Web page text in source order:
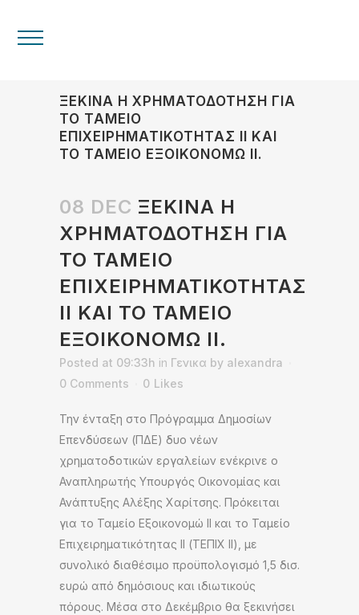
ΞΕΚΙΝΑ Η ΧΡΗΜΑΤΟΔΟΤΗΣΗ ΓΙΑ
ΤΟ ΤΑΜΕΙΟ
ΕΠΙΧΕΙΡΗΜΑΤΙΚΟΤΗΤΑΣ ΙΙ ΚΑΙ
ΤΟ ΤΑΜΕΙΟ ΕΞΟΙΚΟΝΟΜΩ ΙΙ.
08 DEC ΞΕΚΙΝΑ Η
ΧΡΗΜΑΤΟΔΟΤΗΣΗ ΓΙΑ
ΤΟ ΤΑΜΕΙΟ
ΕΠΙΧΕΙΡΗΜΑΤΙΚΟΤΗΤΑΣ
ΙΙ ΚΑΙ ΤΟ ΤΑΜΕΙΟ
ΕΞΟΙΚΟΝΟΜΩ ΙΙ.
Posted at 09:33h in Γενικα by alexandra
0 Comments
0 Likes
Την ένταξη στο Πρόγραμμα Δημοσίων
Επενδύσεων (ΠΔΕ) δυο νέων
χρηματοδοτικών εργαλείων ενέκρινε ο
Αναπληρωτής Υπουργός Οικονομίας και
Ανάπτυξης Αλέξης Χαρίτσης. Πρόκειται
για το Ταμείο Εξοικονομώ ΙΙ και το Ταμείο
Επιχειρηματικότητας ΙΙ (ΤΕΠΙΧ ΙΙ), με
συνολικό διαθέσιμο προϋπολογισμό 1,5 δισ.
ευρώ από δημόσιους και ιδιωτικούς
πόρους. Μέσα στο Δεκέμβριο θα ξεκινήσει